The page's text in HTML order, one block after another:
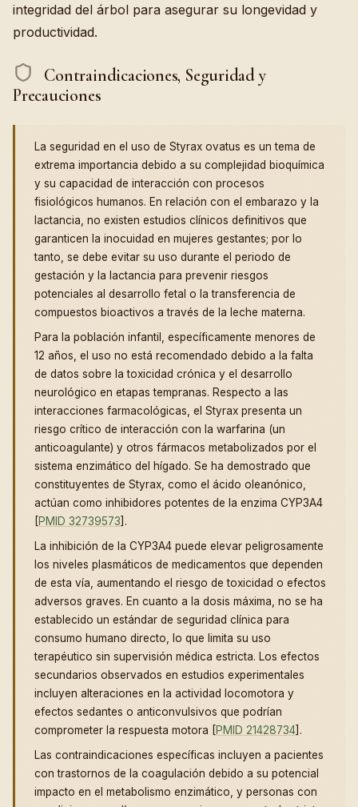
integridad del árbol para asegurar su longevidad y
productividad.
Contraindicaciones, Seguridad y
Precauciones
La seguridad en el uso de Styrax ovatus es un tema de
extrema importancia debido a su complejidad bioquímica
y su capacidad de interacción con procesos
fisiológicos humanos. En relación con el embarazo y la
lactancia, no existen estudios clínicos definitivos que
garanticen la inocuidad en mujeres gestantes; por lo
tanto, se debe evitar su uso durante el periodo de
gestación y la lactancia para prevenir riesgos
potenciales al desarrollo fetal o la transferencia de
compuestos bioactivos a través de la leche materna.
Para la población infantil, específicamente menores de
12 años, el uso no está recomendado debido a la falta
de datos sobre la toxicidad crónica y el desarrollo
neurológico en etapas tempranas. Respecto a las
interacciones farmacológicas, el Styrax presenta un
riesgo crítico de interacción con la warfarina (un
anticoagulante) y otros fármacos metabolizados por el
sistema enzimático del hígado. Se ha demostrado que
constituyentes de Styrax, como el ácido oleanónico,
actúan como inhibidores potentes de la enzima CYP3A4
[PMID 32739573].
La inhibición de la CYP3A4 puede elevar peligrosamente
los niveles plasmáticos de medicamentos que dependen
de esta vía, aumentando el riesgo de toxicidad o efectos
adversos graves. En cuanto a la dosis máxima, no se ha
establecido un estándar de seguridad clínica para
consumo humano directo, lo que limita su uso
terapéutico sin supervisión médica estricta. Los efectos
secundarios observados en estudios experimentales
incluyen alteraciones en la actividad locomotora y
efectos sedantes o anticonvulsivos que podrían
comprometer la respuesta motora [PMID 21428734].
Las contraindicaciones específicas incluyen a pacientes
con trastornos de la coagulación debido a su potencial
impacto en el metabolismo enzimático, y personas con